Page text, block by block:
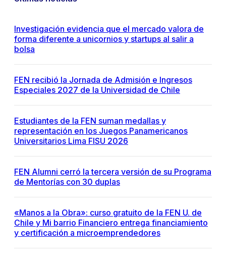
Investigación evidencia que el mercado valora de
forma diferente a unicornios y startups al salir a
bolsa
FEN recibió la Jornada de Admisión e Ingresos
Especiales 2027 de la Universidad de Chile
Estudiantes de la FEN suman medallas y
representación en los Juegos Panamericanos
Universitarios Lima FISU 2026
FEN Alumni cerró la tercera versión de su Programa
de Mentorías con 30 duplas
«Manos a la Obra»: curso gratuito de la FEN U. de
Chile y Mi barrio Financiero entrega financiamiento
y certificación a microemprendedores